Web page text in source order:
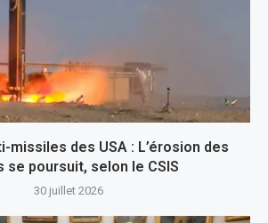
missiles des USA : L’érosion des
se poursuit, selon le CSIS
30 juillet 2026